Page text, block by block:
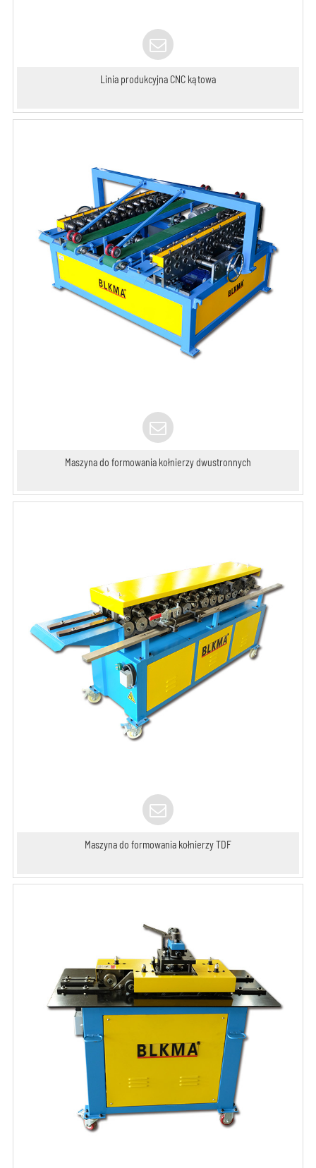
Linia produkcyjna CNC kątowa
Maszyna do formowania kołnierzy dwustronnych
Maszyna do formowania kołnierzy TDF